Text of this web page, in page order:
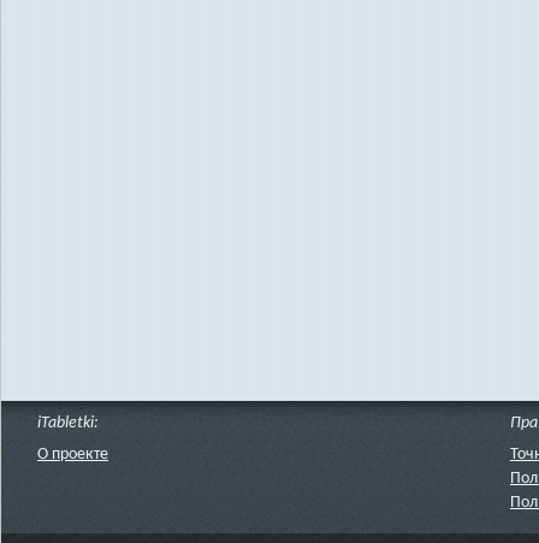
iTabletki:
О проекте